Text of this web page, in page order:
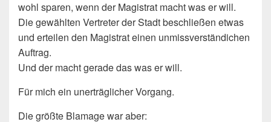
wohl sparen, wenn der Magistrat macht was er will.
Die gewählten Vertreter der Stadt beschließen etwas
und erteilen den Magistrat einen unmissverständichen
Auftrag.
Und der macht gerade das was er will.
Für mich ein unerträglicher Vorgang.
Die größte Blamage war aber: